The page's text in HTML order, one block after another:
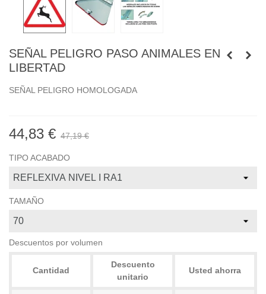
SEÑAL PELIGRO PASO ANIMALES EN
LIBERTAD
SEÑAL PELIGRO HOMOLOGADA
44,83 € 47,19 €
TIPO ACABADO
TAMAÑO
Descuentos por volumen
Cantidad
Descuento
unitario
Usted ahorra